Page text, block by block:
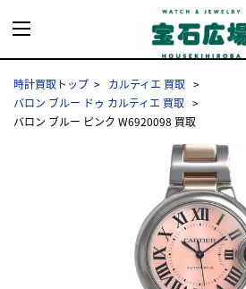
時計買取トップ
カルティエ 買取
バロン ブルー ドゥ カルティエ 買取
バロン ブルー ピンク W6920098 買取